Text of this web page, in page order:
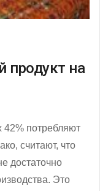
продукт на
42% потребляют
считают, что
достаточно
Это